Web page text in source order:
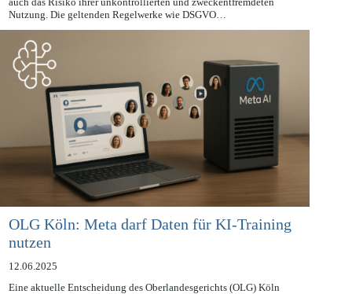
Mit der zunehmenden Verbreitung mächtiger KI-Modelle wächst
auch das Risiko ihrer unkontrollierten und zweckentfremdeten
Nutzung. Die geltenden Regelwerke wie DSGVO…
OLG Köln: Meta darf Daten für KI-Training
nutzen
12.06.2025